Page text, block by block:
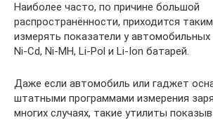
Наиболее часто, по причине большой
распространённости, приходится
измерять показатели у автомобильных
Ni-Cd, Ni-MH, Li-Pol и Li-Ion батарей.
Даже если автомобиль или гаджет
штатными программами измерения
многих случаях, такие утилиты